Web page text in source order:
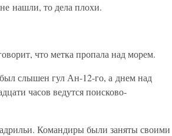
нашли, то дела плохи.
что метка пропала над морем.
слышен гул Ан-12-го, а днем над
часов ведутся поисково-
Командиры были заняты своими